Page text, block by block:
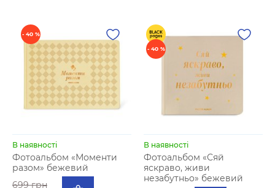
- 40 %
В наявності
Фотоальбом «Моменти
разом» бежевий
699 грн
- 40 %
В наявності
Фотоальбом «Сяй
яскраво, живи
незабутньо» бежевий